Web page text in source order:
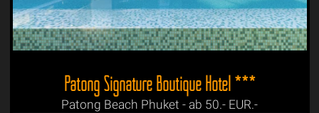
Patong Signature Boutique Hotel ***
Patong Beach Phuket - ab 50.- EUR.-